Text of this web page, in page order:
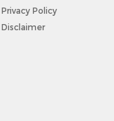
Privacy Policy
Disclaimer